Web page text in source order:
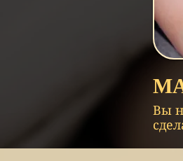
Вы